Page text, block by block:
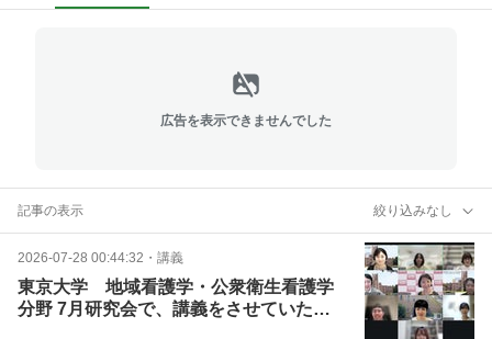
広告を表示できませんでした
記事の表示 絞り込みなし
2026-07-28 00:44:32 ・ 講義
東京大学 地域看護学・公衆衛生看護学
分野 7月研究会で、講義をさせていただ